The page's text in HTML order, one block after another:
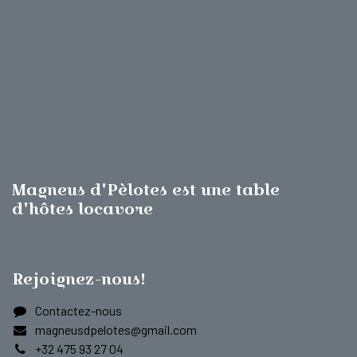
Magneus d'Pèlotes est une table
d'hôtes locavore
Rejoignez-nous!
Contactez-nous
magneusdpelotes@gmail.com
+32 475 93 27 04